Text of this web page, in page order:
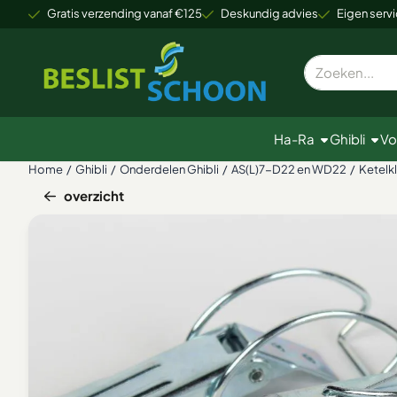
Cookievoorkeuren zijn beschikbaar. Kies instellingen of sta
Gratis verzending vanaf €125 Deskundig advies Eigen
Zoeken
Ha-Ra Ghibli
Home / Ghibli / Onderdelen Ghibli / AS(L)7-D22 en WD22 /
overzicht